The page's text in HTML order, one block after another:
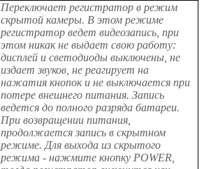
Переключает регистратор в режим
скрытой камеры. В этом режиме
регистратор ведет видеозапись, при
этом никак не выдает свою работу:
дисплей и светодиоды выключены, не
издает звуков, не реагирует на
нажатия кнопок и не выключается при
потере внешнего питания. Запись
ведется до полного разряда батареи.
При возвращении питания,
продолжается запись в скрытном
режиме. Для выхода из скрытого
режима - нажмите кнопку POWER,